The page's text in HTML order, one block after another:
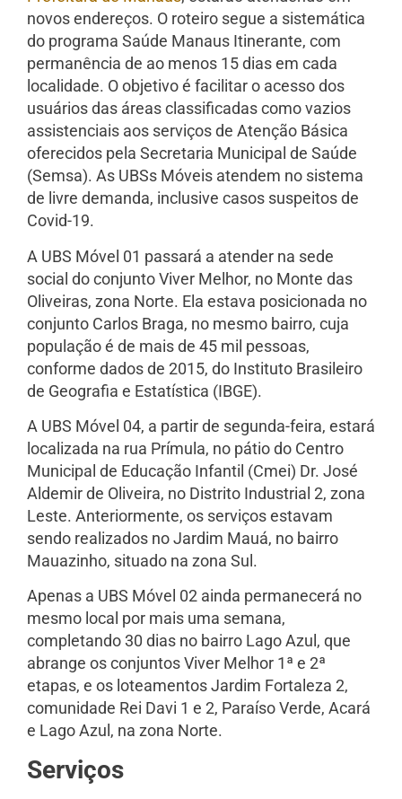
novos endereços. O roteiro segue a sistemática
do programa Saúde Manaus Itinerante, com
permanência de ao menos 15 dias em cada
localidade. O objetivo é facilitar o acesso dos
usuários das áreas classificadas como vazios
assistenciais aos serviços de Atenção Básica
oferecidos pela Secretaria Municipal de Saúde
(Semsa). As UBSs Móveis atendem no sistema
de livre demanda, inclusive casos suspeitos de
Covid-19.
A UBS Móvel 01 passará a atender na sede
social do conjunto Viver Melhor, no Monte das
Oliveiras, zona Norte. Ela estava posicionada no
conjunto Carlos Braga, no mesmo bairro, cuja
população é de mais de 45 mil pessoas,
conforme dados de 2015, do Instituto Brasileiro
de Geografia e Estatística (IBGE).
A UBS Móvel 04, a partir de segunda-feira, estará
localizada na rua Prímula, no pátio do Centro
Municipal de Educação Infantil (Cmei) Dr. José
Aldemir de Oliveira, no Distrito Industrial 2, zona
Leste. Anteriormente, os serviços estavam
sendo realizados no Jardim Mauá, no bairro
Mauazinho, situado na zona Sul.
Apenas a UBS Móvel 02 ainda permanecerá no
mesmo local por mais uma semana,
completando 30 dias no bairro Lago Azul, que
abrange os conjuntos Viver Melhor 1ª e 2ª
etapas, e os loteamentos Jardim Fortaleza 2,
comunidade Rei Davi 1 e 2, Paraíso Verde, Acará
e Lago Azul, na zona Norte.
Serviços